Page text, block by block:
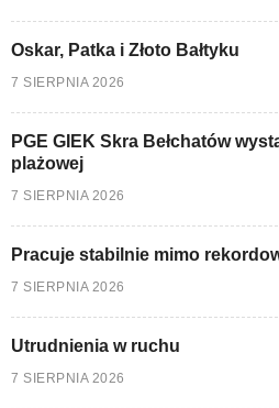
Oskar, Patka i Złoto Bałtyku
7 SIERPNIA 2026
PGE GIEK Skra Bełchatów
plażowej
7 SIERPNIA 2026
Pracuje stabilnie mimo
7 SIERPNIA 2026
Utrudnienia w ruchu
7 SIERPNIA 2026